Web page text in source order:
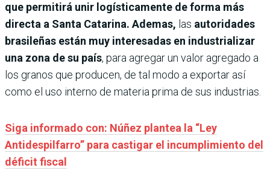
que permitirá unir logísticamente de forma más
directa a Santa Catarina. Ademas, las autoridades
brasileñas están muy interesadas en industrializar
una zona de su país, para agregar un valor agregado a
los granos que producen, de tal modo a exportar así
como el uso interno de materia prima de sus industrias.
Siga informado con: Núñez plantea la “Ley
Antidespilfarro” para castigar el incumplimiento del
déficit fiscal